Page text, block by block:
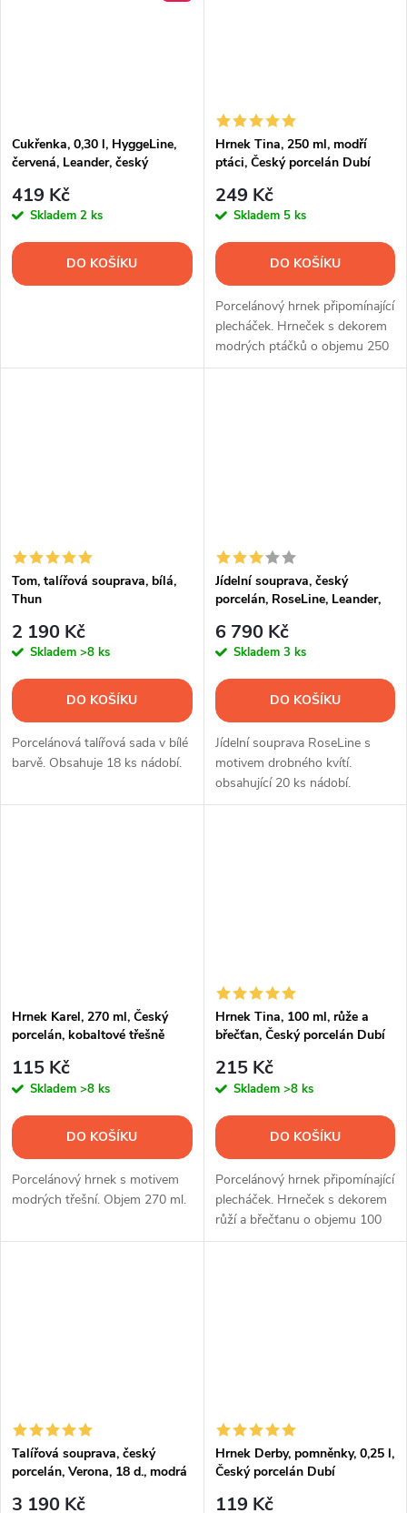
Cukřenka, 0,30 l, HyggeLine,
červená, Leander, český
419 Kč
Skladem 2 ks
DO KOŠÍKU
Hrnek Tina, 250 ml, modří
ptáci, Český porcelán Dubí
249 Kč
Skladem 5 ks
DO KOŠÍKU
Porcelánový hrnek připomínající
plecháček. Hrneček s dekorem
modrých ptáčků o objemu 250
ml.
Tom, talířová souprava, bílá,
Thun
2 190 Kč
Skladem >8 ks
DO KOŠÍKU
Porcelánová talířová sada v bílé
barvě. Obsahuje 18 ks nádobí.
Jídelní souprava, český
porcelán, RoseLine, Leander,
6 790 Kč
Skladem 3 ks
DO KOŠÍKU
Jídelní souprava RoseLine s
motivem drobného kvítí.
obsahující 20 ks nádobí.
Hrnek Karel, 270 ml, Český
porcelán, kobaltové třešně
115 Kč
Skladem >8 ks
DO KOŠÍKU
Porcelánový hrnek s motivem
modrých třešní. Objem 270 ml.
Hrnek Tina, 100 ml, růže a
břečťan, Český porcelán Dubí
215 Kč
Skladem >8 ks
DO KOŠÍKU
Porcelánový hrnek připomínající
plecháček. Hrneček s dekorem
růží a břečťanu o objemu 100
ml.
Talířová souprava, český
porcelán, Verona, 18 d., modrá
3 190 Kč
Hrnek Derby, pomněnky, 0,25 l,
Český porcelán Dubí
119 Kč